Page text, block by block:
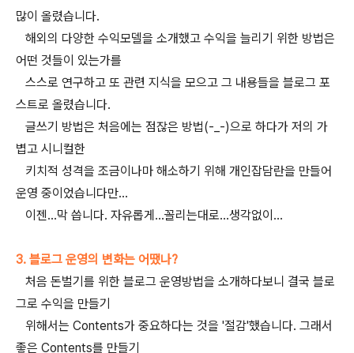
많이 올렸습니다.
해외의 다양한 수익모델을 소개했고 수익을 늘리기 위한 방법은
어떤 것들이 있는가를
스스로 연구하고 또 관련 지식을 모으고 그 내용들을 블로그 포
스트로 올렸습니다.
글쓰기 방법은 처음에는 점잖은 방법(-_-)으로 하다가 저의 가
볍고 시니컬한
키치적 성격을 조금이나마 해소하기 위해 개인잡담란을 만들어
운영 중이었습니다만...
이젠...막 씁니다. 자유롭게...꼴리는대로...생각없이...
3. 블로그 운영의 변화는 어땠나?
처음 돈벌기를 위한 블로그 운영방법을 소개하다보니 결국 블로
그로 수익을 만들기
위해서는 Contents가 중요하다는 것을 '절감'했습니다. 그래서
좋은 Contents를 만들기